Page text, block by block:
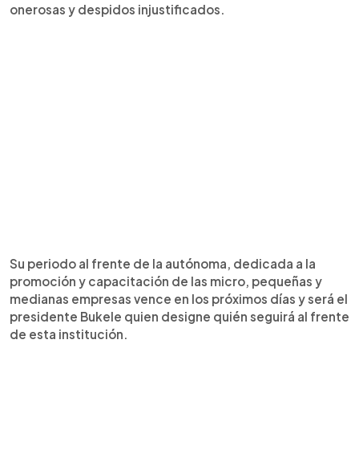
onerosas y despidos injustificados.
Su periodo al frente de la autónoma, dedicada a la
promoción y capacitación de las micro, pequeñas y
medianas empresas vence en los próximos días y será el
presidente Bukele quien designe quién seguirá al frente
de esta institución.